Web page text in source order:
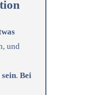
und
. Bei